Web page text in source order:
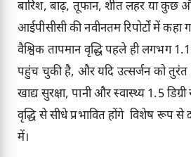
बारिश, बाढ़, तूफान, शीत लहर या कुछ
आईपीसीसी की नवीनतम रिपोर्टों में कहा
वैश्विक तापमान वृद्धि पहले ही लगभग
पहुंच चुकी है, और यदि उत्सर्जन को तुरंत
खाद्य सुरक्षा, पानी और स्वास्थ्य 1.5
वृद्धि से सीधे प्रभावित होंगे विशेष रूप से
में।